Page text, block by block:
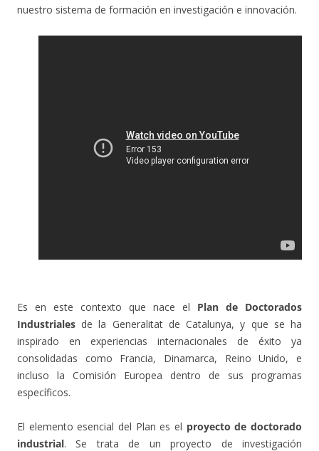
nuestro sistema de formación en investigación e innovación.
Es en este contexto que nace el Plan de Doctorados
Industriales de la Generalitat de Catalunya, y que se ha
inspirado en experiencias internacionales de éxito ya
consolidadas como Francia, Dinamarca, Reino Unido, e
incluso la Comisión Europea dentro de sus programas
específicos.
El elemento esencial del Plan es el proyecto de doctorado
industrial. Se trata de un proyecto de investigación